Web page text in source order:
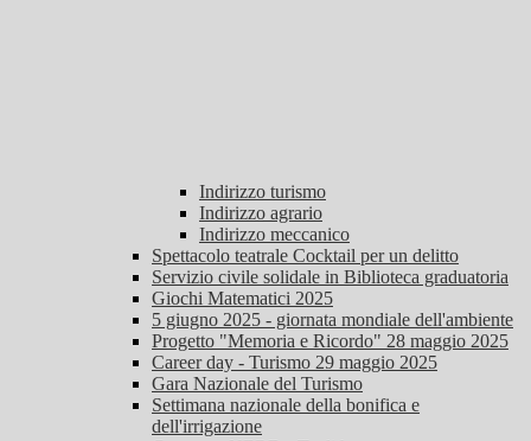
Indirizzo turismo
Indirizzo agrario
Indirizzo meccanico
Spettacolo teatrale Cocktail per un delitto
Servizio civile solidale in Biblioteca graduatoria
Giochi Matematici 2025
5 giugno 2025 - giornata mondiale dell'ambiente
Progetto "Memoria e Ricordo" 28 maggio 2025
Career day - Turismo 29 maggio 2025
Gara Nazionale del Turismo
Settimana nazionale della bonifica e
dell'irrigazione